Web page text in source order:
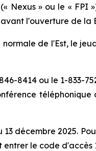
Nexus » ou le «
l'ouverture de la
de l'Est, le
8414 ou le 1-833-
téléphonique
décembre 2025.
le code d'accès